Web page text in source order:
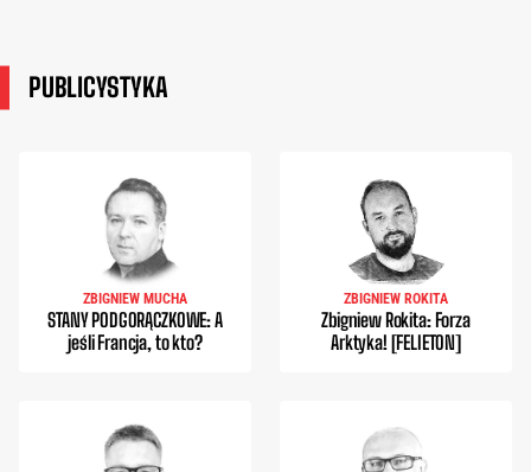
PUBLICYSTYKA
ZBIGNIEW MUCHA
STANY PODGORĄCZKOWE: A
jeśli Francja, to kto?
ZBIGNIEW ROKITA
Zbigniew Rokita: Forza
Arktyka! [FELIETON]